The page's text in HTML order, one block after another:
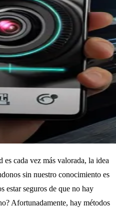
cada vez más valorada, la idea
sin nuestro conocimiento es
estar seguros de que no hay
Afortunadamente, hay métodos